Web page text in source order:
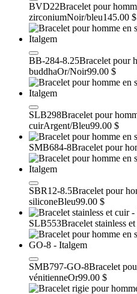
BVD22Bracelet pour
zirconiumNoir/bleu145.00 $
BB-284-8.25Bracelet pour
buddhaOr/Noir99.00 $
SLB298Bracelet pour
cuirArgent/Bleu99.00 $
SMB684-8Bracelet pour
SBR12-8.5Bracelet pour
siliconeBleu99.00 $
SLB553Bracelet stainless
SMB797-GO-8Bracelet
vénitienneOr99.00 $